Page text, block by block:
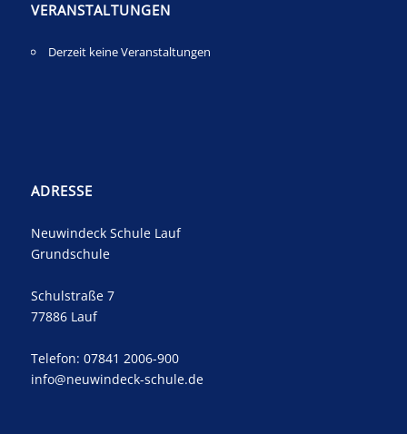
VERANSTALTUNGEN
Derzeit keine Veranstaltungen
ADRESSE
Neuwindeck Schule Lauf
Grundschule
Schulstraße 7
77886 Lauf
Telefon: 07841 2006-900
info@neuwindeck-schule.de